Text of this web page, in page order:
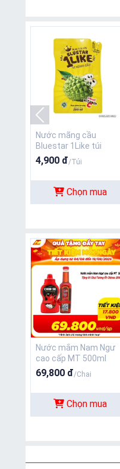
Nước mãng cầu
Bluestar 1Like túi
200ml
4,900 đ/Túi
Chọn mua
Nước mắm Nam Ngư
cao cấp MT 500ml
69,800 đ/Chai
Chọn mua